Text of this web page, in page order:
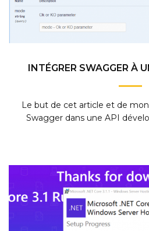
INTÉGRER SWAGGER À
Le but de cet article et de
Swagger dans une API